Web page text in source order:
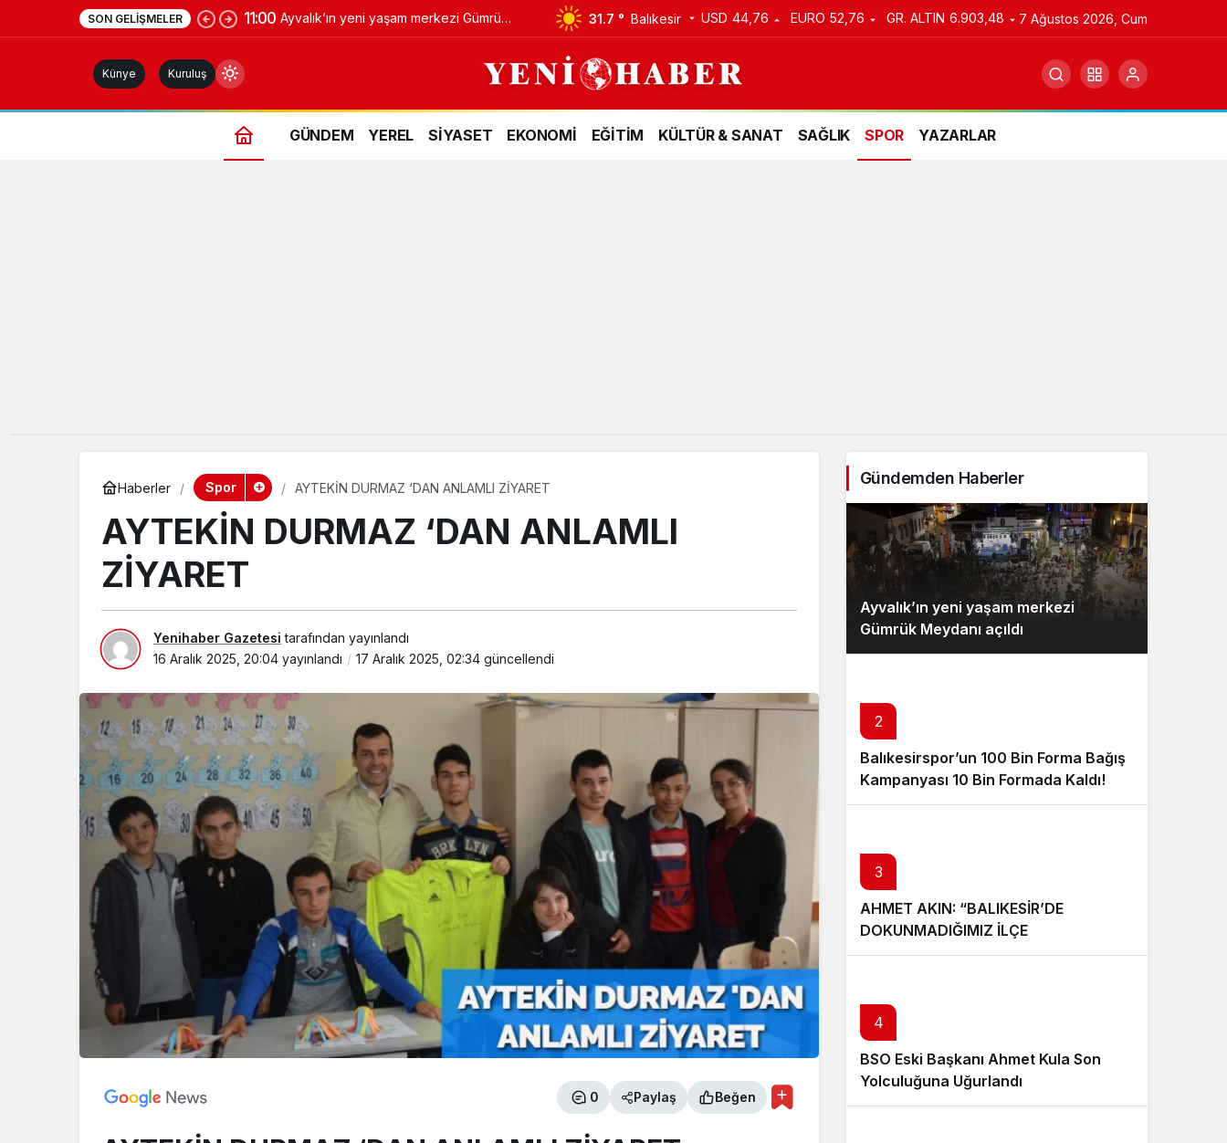
SON GELIŞMELER 11:00 Ayvalık’ın yeni yaşam merkezi Gümrük 31.7 ° Balıkesir USD 44,76 EURO 52,76 GR. ALTIN 6.903,48 7 Ağustos 2026, Cum
Künye Kuruluş
GÜNDEM YEREL SİYASET EKONOMİ EĞİTİM KÜLTÜR & SANAT SAĞLIK SPOR YAZARLAR
Haberler Spor AYTEKİN DURMAZ ‘DAN ANLAMLI ZİYARET
AYTEKİN DURMAZ ‘DAN ANLAMLI
ZİYARET
Yenihaber Gazetesi tarafından yayınlandı
16 Aralık 2025, 20:04 yayınlandı 17 Aralık 2025, 02:34 güncellendi
0 Paylaş Beğen
Gündemden Haberler
Ayvalık’ın yeni yaşam merkezi
Gümrük Meydanı açıldı
2
Balıkesirspor’un 100 Bin Forma Bağış
Kampanyası 10 Bin Formada Kaldı!
3
AHMET AKIN: “BALIKESİR’DE
DOKUNMADIĞIMIZ İLÇE
KALMAYACAK”
4
BSO Eski Başkanı Ahmet Kula Son
Yolculuğuna Uğurlandı